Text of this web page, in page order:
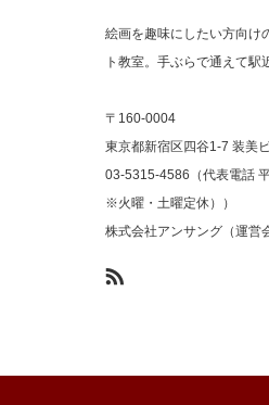
絵画を趣味にしたい方向け
ト教室。手ぶらで通えて駅
〒160-0004
東京都新宿区四谷1-7 装美
03-5315-4586（代表電話
※火曜・土曜定休））
株式会社アンサング（運営